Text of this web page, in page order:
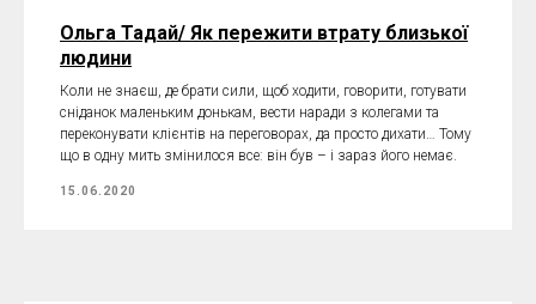
Ольга Тадай/ Як пережити втрату близької
людини
Коли не знаєш, де брати сили, щоб ходити, говорити, готувати
сніданок маленьким донькам, вести наради з колегами та
переконувати клієнтів на переговорах, да просто дихати… Тому
що в одну мить змінилося все: він був – і зараз його немає.
15.06.2020